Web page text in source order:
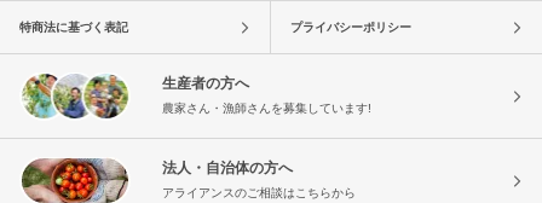
特商法に基づく表記 プライバシーポリシー
生産者の方へ
農家さん・漁師さんを募集しています!
法人・自治体の方へ
アライアンスのご相談はこちらから